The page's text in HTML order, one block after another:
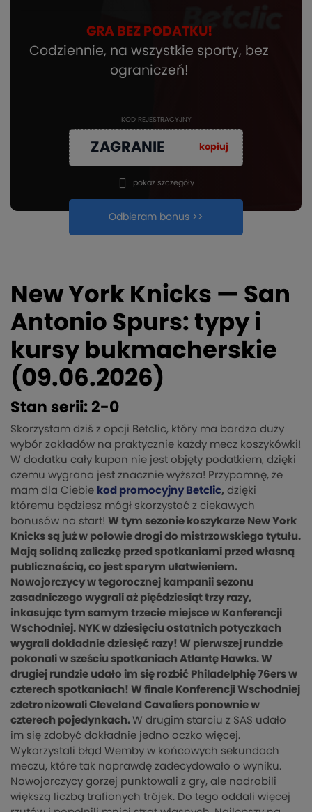
GRA BEZ PODATKU!
Codziennie, na wszystkie sporty, bez
ograniczeń!
KOD REJESTRACYJNY
ZAGRANIE kopiuj
Odbieram bonus >>
pokaż szczegóły
New York Knicks — San
Antonio Spurs: typy i
kursy bukmacherskie
(09.06.2026)
Stan serii: 2-0
Skorzystam dziś z opcji Betclic, który ma bardzo duży
wybór zakładów na praktycznie każdy mecz koszykówki!
W dodatku cały kupon nie jest objęty podatkiem, dzięki
czemu wygrana jest znacznie wyższa! Przypomnę, że
mam dla Ciebie kod promocyjny Betclic, dzięki
któremu będziesz mógł skorzystać z ciekawych
bonusów na start! W tym sezonie koszykarze New York
Knicks są już w połowie drogi do mistrzowskiego tytułu.
Mają solidną zaliczkę przed spotkaniami przed własną
publicznością, co jest sporym ułatwieniem.
Nowojorczycy w tegorocznej kampanii sezonu
zasadniczego wygrali aż pięćdziesiąt trzy razy,
inkasując tym samym trzecie miejsce w Konferencji
Wschodniej. NYK w dziesięciu ostatnich potyczkach
wygrali dokładnie dziesięć razy! W pierwszej rundzie
pokonali w sześciu spotkaniach Atlantę Hawks. W
drugiej rundzie udało im się rozbić Philadelphię 76ers w
czterech spotkaniach! W finale Konferencji Wschodniej
zdetronizowali Cleveland Cavaliers ponownie w
czterech pojedynkach. W drugim starciu z SAS udało
im się zdobyć dokładnie jedno oczko więcej.
Wykorzystali błąd Wemby w końcowych sekundach
meczu, które tak naprawdę zadecydowało o wyniku.
Nowojorczycy gorzej punktowali z gry, ale nadrobili
większą liczbą trafionych trójek. Do tego oddali więcej